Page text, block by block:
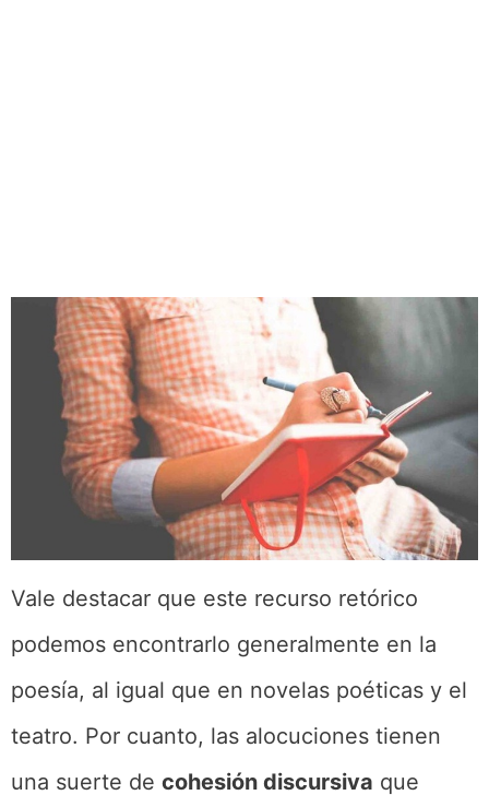
Vale destacar que este recurso retórico
podemos encontrarlo generalmente en la
poesía, al igual que en novelas poéticas y el
teatro. Por cuanto, las alocuciones tienen
una suerte de cohesión discursiva que